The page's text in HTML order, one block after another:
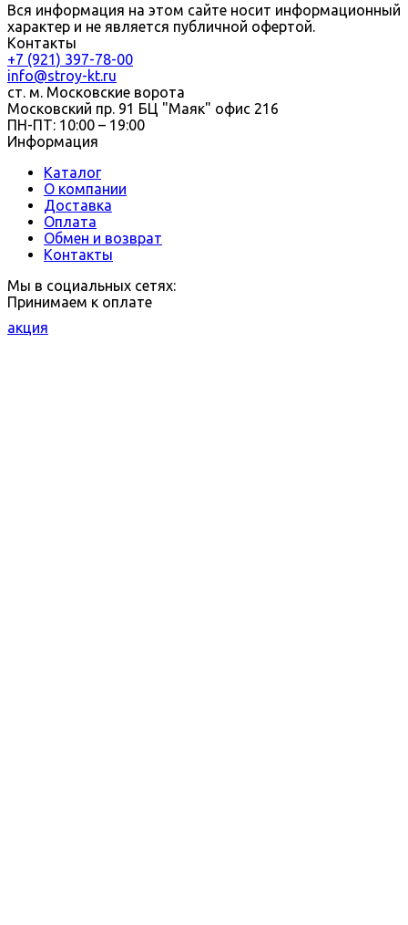
Вся информация на этом сайте носит информационный
характер и не является публичной офертой.
Контакты
+7 (921) 397-78-00
info@stroy-kt.ru
ст. м. Московские ворота
Московский пр. 91 БЦ "Маяк" офис 216
ПН-ПТ: 10:00 – 19:00
Информация
Каталог
О компании
Доставка
Оплата
Обмен и возврат
Контакты
Мы в социальных сетях:
Принимаем к оплате
акция